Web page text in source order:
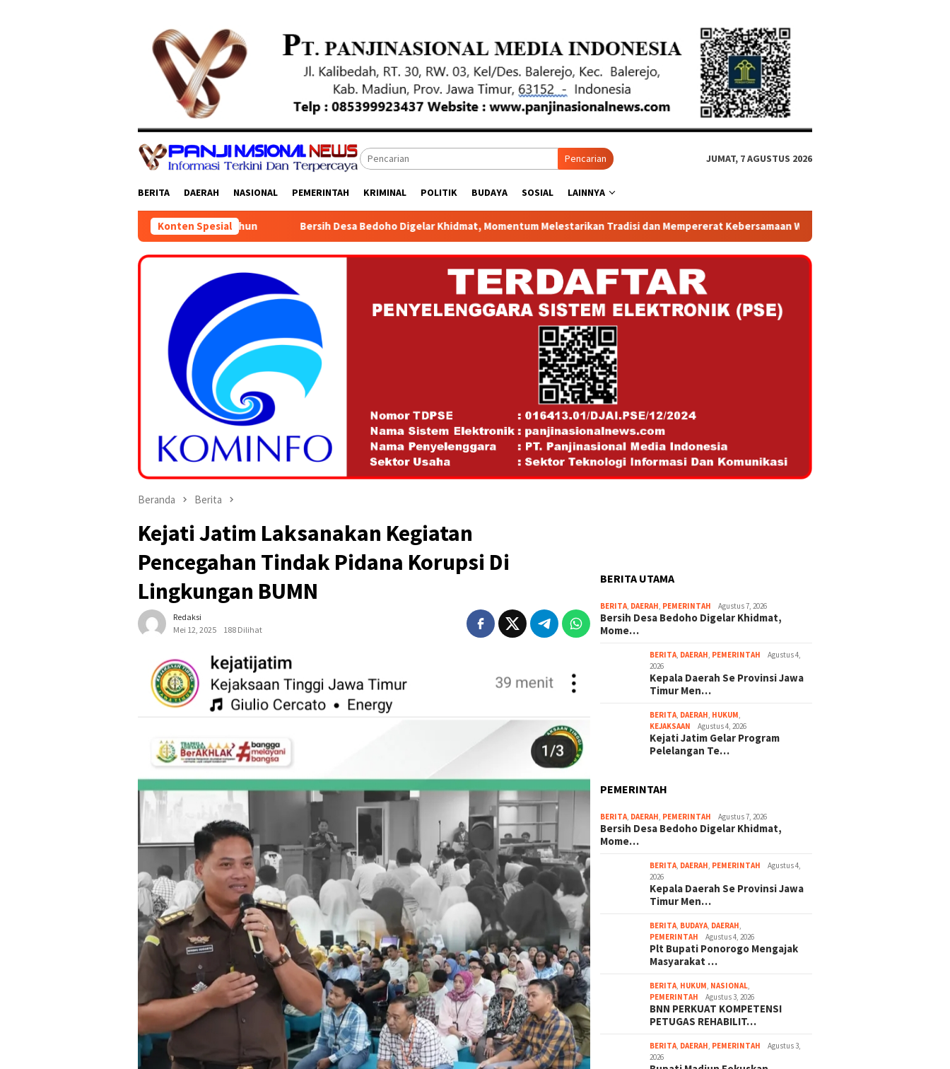
Pencarian JUMAT, 7 AGUSTUS 2026
BERITA DAERAH NASIONAL PEMERINTAH KRIMINAL POLITIK BUDAYA SOSIAL LAINNYA
Konten Spesial
Bersih Desa Bedoho Digelar Khidmat, Momentum Melestarikan Tradisi dan Mempererat Kebersamaan Warga Kepala Daerah Se Provinsi Jawa Timur
Beranda Berita
Kejati Jatim Laksanakan Kegiatan
Pencegahan Tindak Pidana Korupsi Di
Lingkungan BUMN
Redaksi
Mei 12, 2025
188 Dilihat
BERITA UTAMA
BERITA, DAERAH, PEMERINTAH Agustus 7, 2026
Bersih Desa Bedoho Digelar Khidmat,
Mome…
BERITA, DAERAH, PEMERINTAH
Agustus 4,
2026
Kepala Daerah Se Provinsi Jawa
Timur Men…
BERITA, DAERAH, HUKUM,
KEJAKSAAN
Agustus 4, 2026
Kejati Jatim Gelar Program
Pelelangan Te…
PEMERINTAH
BERITA, DAERAH, PEMERINTAH Agustus 7, 2026
Bersih Desa Bedoho Digelar Khidmat,
Mome…
BERITA, DAERAH, PEMERINTAH
Agustus 4,
2026
Kepala Daerah Se Provinsi Jawa
Timur Men…
BERITA, BUDAYA, DAERAH,
PEMERINTAH
Agustus 4, 2026
Plt Bupati Ponorogo Mengajak
Masyarakat …
BERITA, HUKUM, NASIONAL,
PEMERINTAH
Agustus 3, 2026
BNN PERKUAT KOMPETENSI
PETUGAS REHABILIT…
BERITA, DAERAH, PEMERINTAH
Agustus 3,
2026